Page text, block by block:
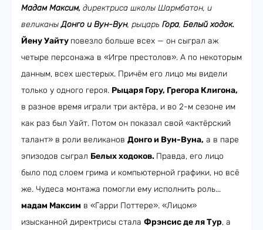
Мадам Максим, директриса школы Шармбатон, и
великаныДонго и Вун-Вун, рыцарь Гора, Белый ходок.
Йену Уайту повезло больше всех — он сыграл аж
четыре персонажа в «Игре престолов». А по некоторым
данным, всех шестерых. Причём его лицо мы видели
только у одного героя. Рыцаря Гору, Грегора Клигона,
в разное время играли три актёра, и во 2-м сезоне им
как раз был Уайт. Потом он показал свой «актёрский
талант» в роли великанов Донго и Вун-Вуна, а в паре
эпизодов сыграл Белых ходоков. Правда, его лицо
было под слоем грима и компьютерной графики, но всё
же. Чудеса монтажа помогли ему исполнить роль...
мадам Максим в «Гарри Поттере». «Лицом»
изысканной директрисы стала Фрэнсис де ля Тур, а